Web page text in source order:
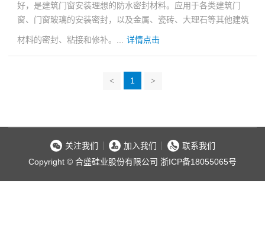
好，是建筑门窗安装理想的防水密封材料。应用于各类建筑门
窗、门窗玻璃的安装密封，以及金属、瓷砖、大理石等其他建筑
材料的密封、粘接和修补。... 详情点击
< 1 >
关注我们 加入我们
联系我们
Copyright © 合盛硅业股份有限公司 浙ICP备18055065号